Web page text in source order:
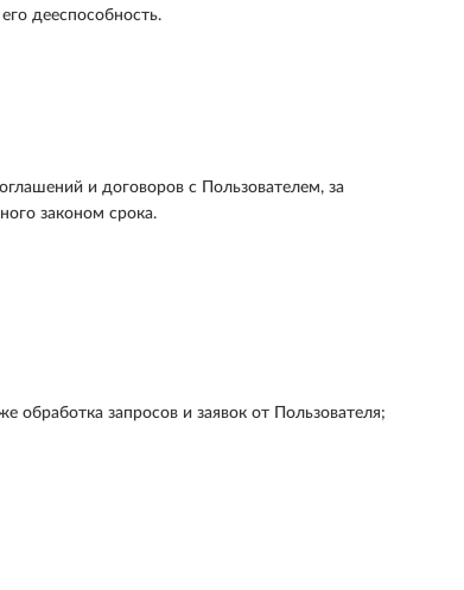
дееспособность.
и договоров с Пользователем, за
законом срока.
обработка запросов и заявок от Пользователя;